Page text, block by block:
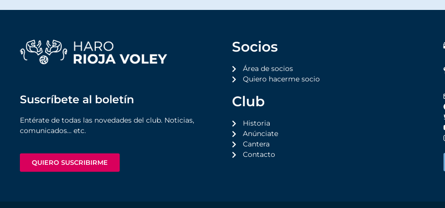
Suscríbete al boletín
Entérate de todas las novedades del club. Noticias,
comunicados… etc.
QUIERO SUSCRIBIRME
Socios
Área de socios
Quiero hacerme socio
Club
Historia
Anúnciate
Cantera
Contacto